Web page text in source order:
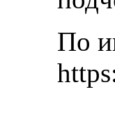
По